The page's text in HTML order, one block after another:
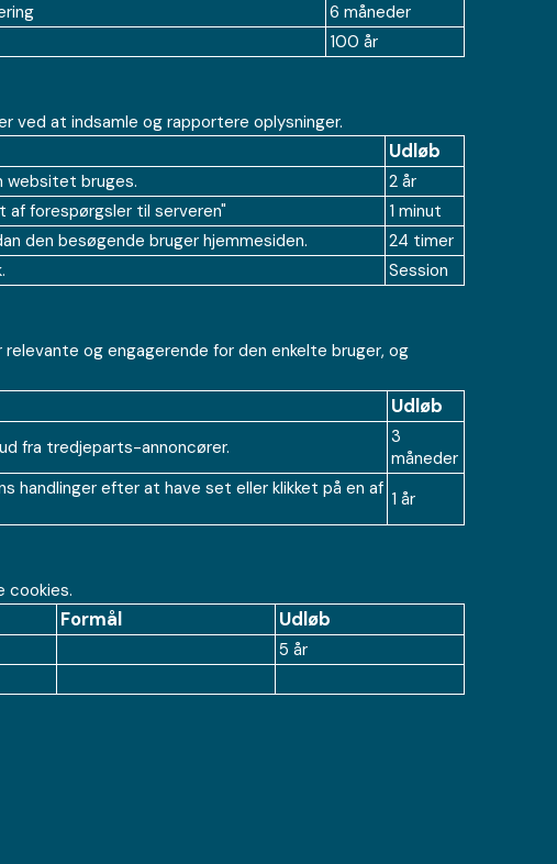
6 måneder
100 år
ved at indsamle og rapportere oplysninger.
Udløb
websitet bruges.
2 år
af forespørgsler til serveren"
1 minut
den besøgende bruger hjemmesiden.
24 timer
Session
og engagerende for den enkelte bruger, og
Udløb
fra tredjeparts-annoncører.
3
måneder
handlinger efter at have set eller klikket på en af 1 år
cookies.
Formål Udløb
5 år